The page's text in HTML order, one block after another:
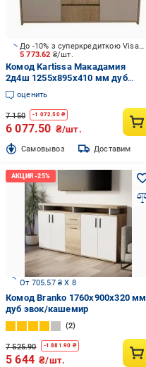
5 773.62 ₴/шт.
До -10% з суперкредиткою Visa Вигода
Комод Kartissa Макадамия
2д4ш 1255x895x410 мм дуб
кремона торро/макадамия
оценить
7 150 -1 072.50₴
6 077.50 ₴/шт.
Cамовывоз Доставим
От 705.57 ₴ X 8
Комод Branko 1760x900x320 мм
дуб эвок/кашемир
2
7 525.90 -1 881.90 ₴
5 644 ₴/шт.